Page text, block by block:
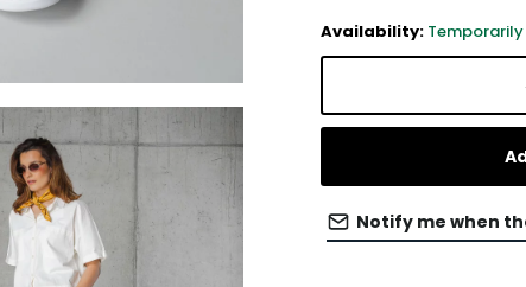
Availability:
Notify me when